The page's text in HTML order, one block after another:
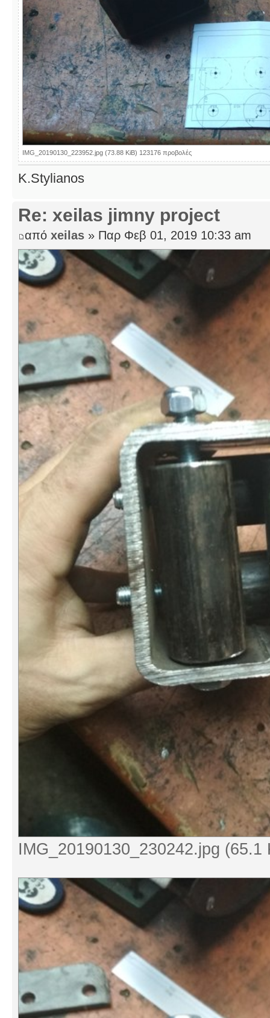
IMG_20190130_223952.jpg (73.88 KiB) 123176 προβολές
K.Stylianos
Re: xeilas jimny project
από xeilas » Παρ Φεβ 01, 2019 10:33 am
IMG_20190130_230242.jpg (65.1